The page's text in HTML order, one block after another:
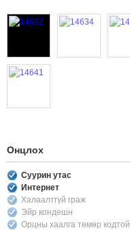
Онцлох
Суурин утас
Интернет
Халаалтгүй граж
Эйр кондешн
Орцны хаалга төмөр кодтой